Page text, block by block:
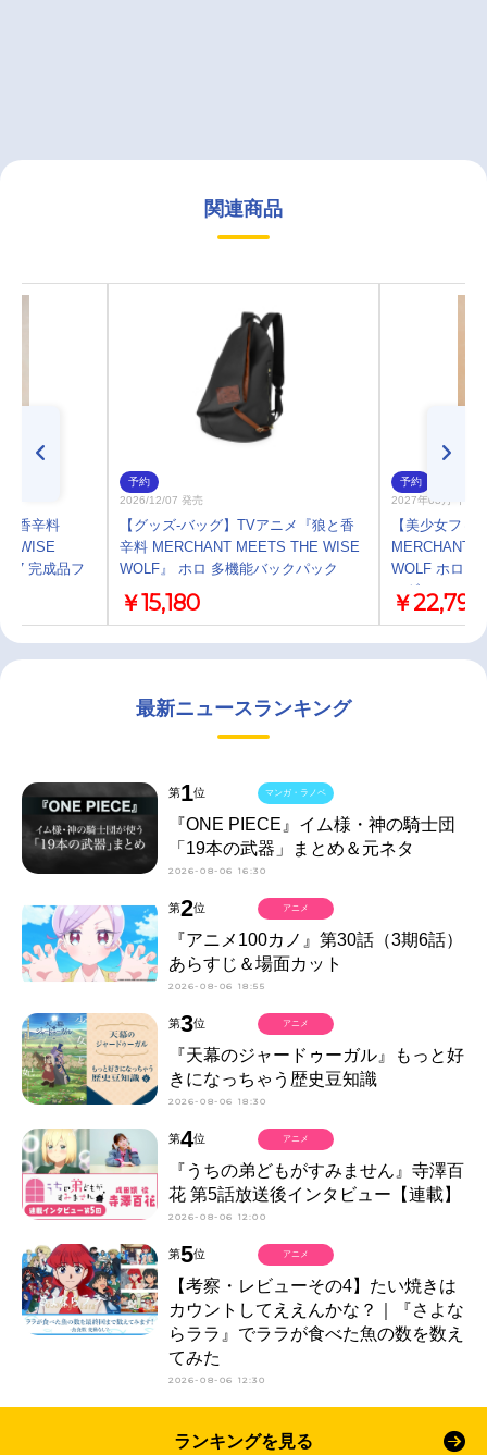
関連商品
香辛料
WISE
7 完成品フ
予約
2026/12/07 発売
【グッズ-バッグ】TVアニメ『狼と香
辛料 MERCHANT MEETS THE WISE
WOLF』 ホロ 多機能バックパック
￥15,180
予約
2027年08月 中 発
【美少女フィ
MERCHANT
WOLF ホロ
ィギュア
￥22,799
最新ニュースランキング
第1位
『ONE PIECE』イム様・神の騎士団
「19本の武器」まとめ＆元ネタ
2026-08-06 16:30
マンガ・ラノベ
第2位
『アニメ100カノ』第30話（3期6話）
あらすじ＆場面カット
2026-08-06 18:55
アニメ
第3位
『天幕のジャードゥーガル』もっと好
きになっちゃう歴史豆知識
2026-08-06 18:30
アニメ
第4位
『うちの弟どもがすみません』寺澤百
花 第5話放送後インタビュー【連載】
2026-08-06 12:00
アニメ
第5位
【考察・レビューその4】たい焼きは
カウントしてええんかな？｜『さよな
らララ』でララが食べた魚の数を数え
てみた
2026-08-06 12:30
アニメ
ランキングを見る